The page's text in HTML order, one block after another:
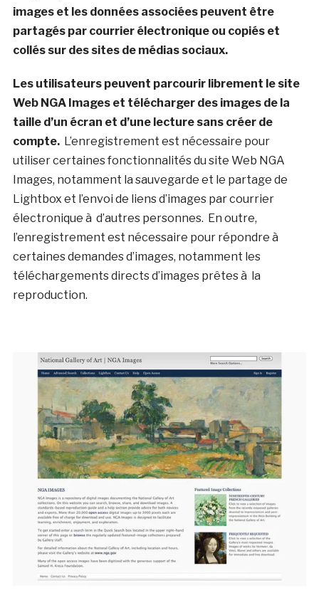
images et les données associées peuvent être
partagés par courrier électronique ou copiés et
collés sur des sites de médias sociaux.
Les utilisateurs peuvent parcourir librement le site
Web NGA Images et télécharger des images de la
taille d’un écran et d’une lecture sans créer de
compte.L’enregistrement est nécessaire pour
utiliser certaines fonctionnalités du site Web NGA
Images, notamment la sauvegarde et le partage de
Lightbox et l’envoi de liens d’images par courrier
électronique à d’autres personnes. En outre,
l’enregistrement est nécessaire pour répondre à
certaines demandes d’images, notamment les
téléchargements directs d’images prêtes à la
reproduction.